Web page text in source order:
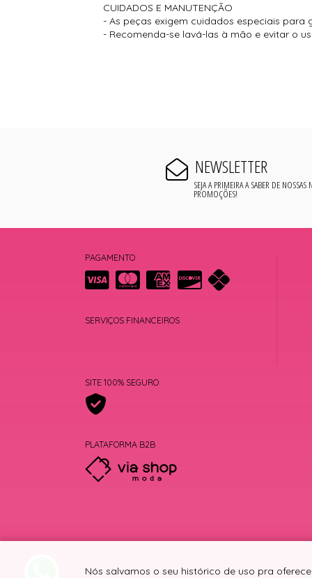
CUIDADOS E MANUTENÇÃO
- As peças exigem cuidados especiais para
- Recomenda-se lavá-las à mão e evitar o
NEWSLETTER
SEJA A PRIMEIRA A SABER DE NOSSAS
PROMOÇÕES!
PAGAMENTO
SERVIÇOS FINANCEIROS
SITE 100% SEGURO
PLATAFORMA B2B
Nós salvamos o seu histórico de uso pra